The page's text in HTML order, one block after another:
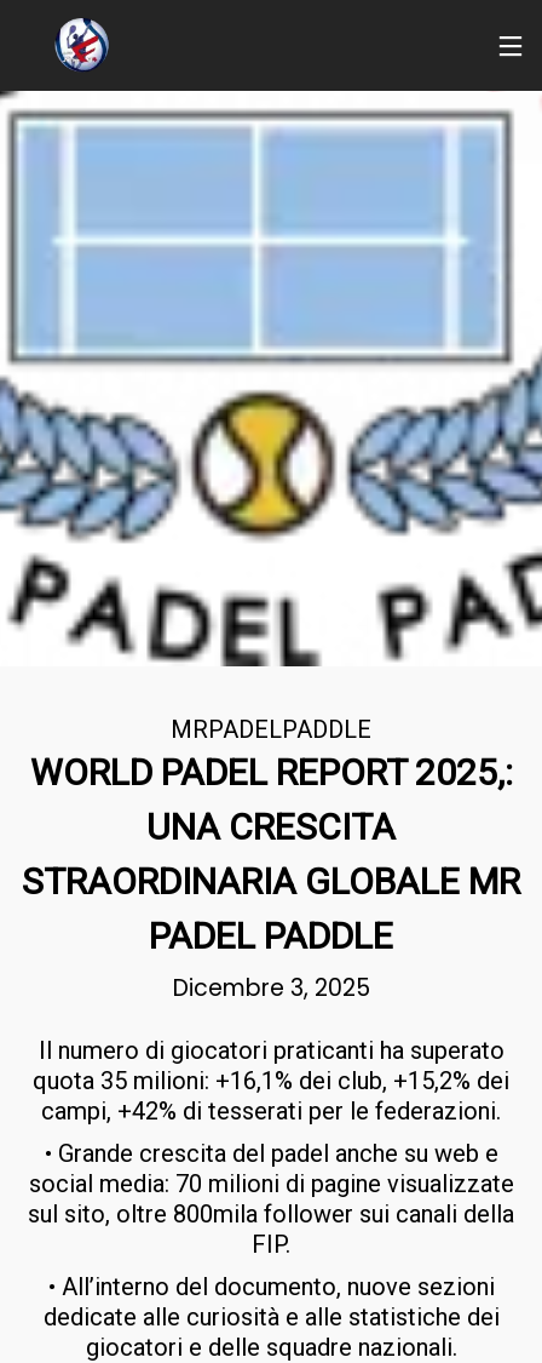
MRPADELPADDLE
WORLD PADEL REPORT 2025,:
UNA CRESCITA
STRAORDINARIA GLOBALE MR
PADEL PADDLE
Dicembre 3, 2025
Il numero di giocatori praticanti ha superato
quota 35 milioni: +16,1% dei club, +15,2% dei
campi, +42% di tesserati per le federazioni.
• Grande crescita del padel anche su web e
social media: 70 milioni di pagine visualizzate
sul sito, oltre 800mila follower sui canali della
FIP.
• All’interno del documento, nuove sezioni
dedicate alle curiosità e alle statistiche dei
giocatori e delle squadre nazionali.